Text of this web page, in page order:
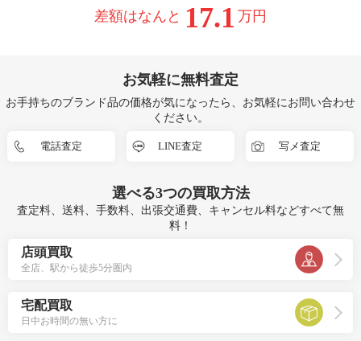
差額はなんと 17.1 万円
お気軽に無料査定
お手持ちのブランド品の価格が気になったら、お気軽にお問い合わせ
ください。
電話査定 LINE査定 写メ査定
選べる3つの買取方法
査定料、送料、手数料、出張交通費、キャンセル料などすべて無
料！
店頭買取
全店、駅から徒歩5分圏内
宅配買取
日中お時間の無い方に